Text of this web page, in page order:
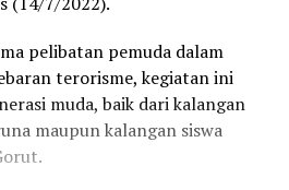
pelibatan pemuda dalam
terorisme, kegiatan ini
muda, baik dari kalangan
maupun kalangan siswa